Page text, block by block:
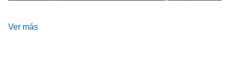
Ver más